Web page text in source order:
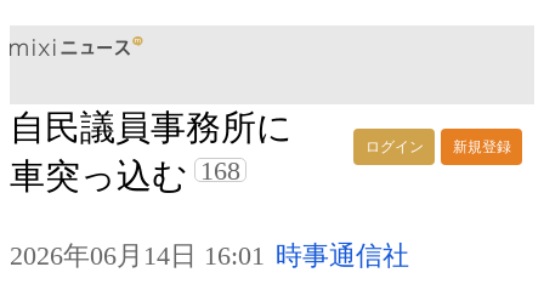
ログイン 新規登録
自民議員事務所に
車突っ込む 168
2026年06月14日 16:01 時事通信社